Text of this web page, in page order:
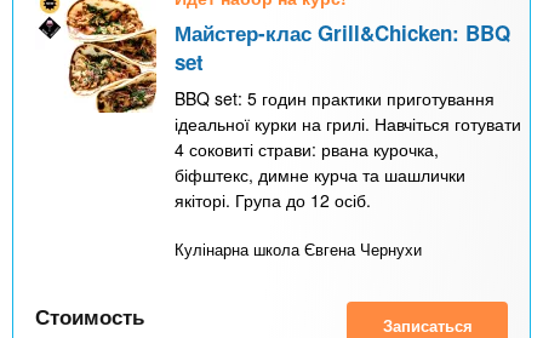
Майстер-клас Grill&Chicken: BBQ
set
BBQ set: 5 годин практики приготування
ідеальної курки на грилі. Навчіться готувати
4 соковиті страви: рвана курочка,
біфштекс, димне курча та шашлички
якіторі. Група до 12 осіб.
Кулінарна школа Євгена Чернухи
Стоимость Записаться